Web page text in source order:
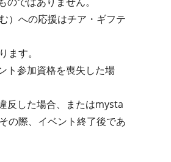
）への応援はチア・ギフテ
す。
ト参加資格を喪失した場
反した場合、またはmysta
の際、イベント終了後であ